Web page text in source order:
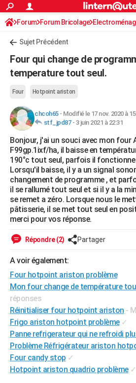
ACTUALITÉS
Politique
Société
Faits Divers
Education
Monde
Villes
+
Programme TV
TNTStreaming
Cinéma
Sorties cinéma
Musique
+FINANCE
Retraite
Impôts
Epargne
Immobilier
Risques naturels par ville
Banque
Assurance
Crédit
AUTO
Essais
Réserver un essai
Citadines
Berlines
SUV
Forum auto
HIGH-TECH
Mobiles
Meilleur smartphone
Internet
Ordinateurs
Jeux vidéo
Guide high-tech
BRICOLAGE
Forum
Aménagement intérieur
Extérieur
Cuisine
Salle de bains
Jardinage
Rangement
WEEK-END
Guides de France
Escapades
Patrimoine
Expositions
Musées
Week-end nature
LIFESTYLE
Art de vivre
Bien-être
Loisirs
Mode
Modes de vie
SANTE
Alimentation
Guide de la santé
Maladies
Médicaments
Sommeil
VOYAGE
PHOTO
BONS PLANS
CARTE DE VOEUX
Carte de Noël
Carte Bonne année
Carte Saint-Valentin
Carte Pâques
Carte d'anniversaire
DICTIONNAIRE
Dictionnaire
Biographies
Citations
Expressions
Proverbes
PROGRAMME TV
COPAINS D'AVANT
S'inscrire
Se connecter
Lycées
Collèges
Primaires
Universités
Entreprises
Service militaire
Avis de recherche
AVIS DE DÉCÈS
S'inscrire
Connexion
Forum Forum Bricolage
Sujet Précédent
Four qui change de
temperature tout seul.
Four Hotpoint ariston
chcoh65- Modifié le 17 nov. 2020 à
stf_jpd87- 3 juin 2021 à 22:31
Bonjour, j'ai un souci avec mon
F99gp.1ixf/ha, il baisse en
190°c tout seul, parfois il
Lorsqu'il baisse, il y a un signal
changement de programme , et
il se rallumé tout seul et si il y a la
se remet a zéro. Lorsque nous le
pâtisserie, il se met tout seul en
merci pour vos réponse.
Répondre (2) Partager
A voir également:
Four hotpoint ariston problème
Mon four change de température
réponses
Réinitialiser four hotpoint ariston -
Frigo ariston hotpoint problème ✓
Panne refrigerateur qui ne refroidi
Problème Réfrigérateur ariston
Four candy stop ✓
Hotpoint ariston quadrio problème ✓